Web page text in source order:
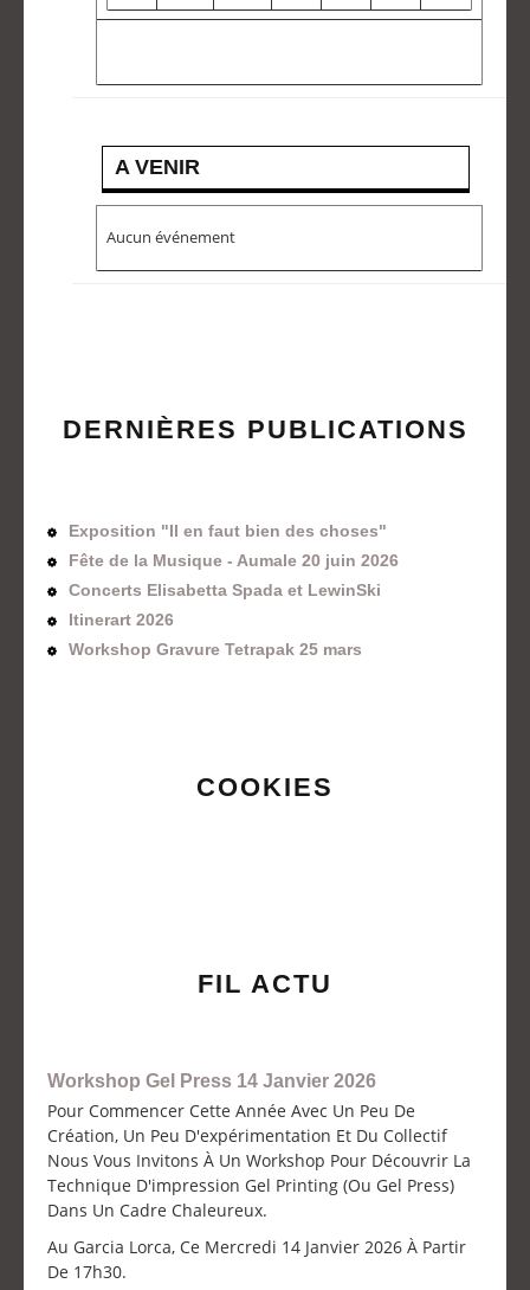
A VENIR
Aucun événement
DERNIÈRES PUBLICATIONS
Exposition "Il en faut bien des choses"
Fête de la Musique - Aumale 20 juin 2026
Concerts Elisabetta Spada et LewinSki
Itinerart 2026
Workshop Gravure Tetrapak 25 mars
COOKIES
FIL ACTU
Workshop Gel Press 14 Janvier 2026
Pour Commencer Cette Année Avec Un Peu De
Création, Un Peu D'expérimentation Et Du Collectif
Nous Vous Invitons À Un Workshop Pour Découvrir La
Technique D'impression Gel Printing (ou Gel Press)
Dans Un Cadre Chaleureux.
Au Garcia Lorca, Ce Mercredi 14 Janvier 2026 À Partir
De 17h30.